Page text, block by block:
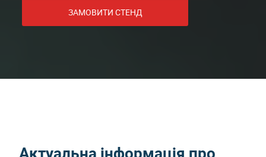
ЗАМОВИТИ СТЕНД